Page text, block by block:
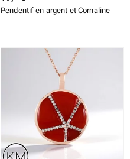
Pendentif en argent et Cornaline